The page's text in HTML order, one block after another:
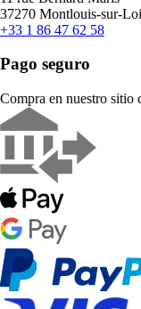
37270 Montlouis-sur-
+33 1 86 47 62 58
Pago seguro
Compra en nuestro sitio